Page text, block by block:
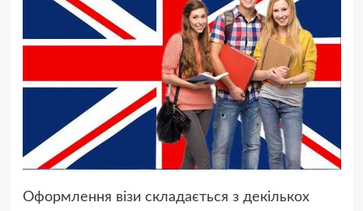
Оформлення візи складається з декількох